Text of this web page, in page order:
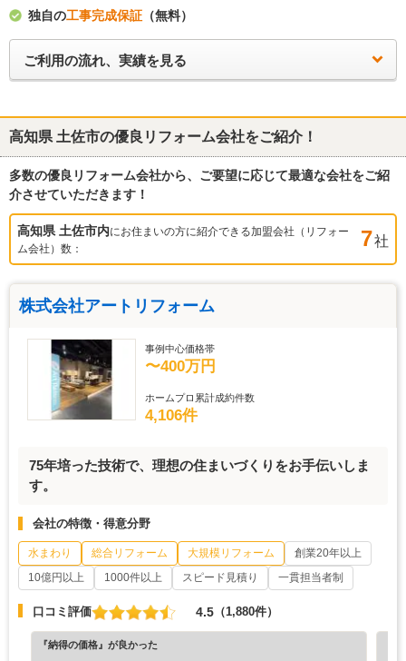
独自の工事完成保証 （無料）
ご利用の流れ、実績を見る
高知県 土佐市の優良リフォーム会社をご紹介！
多数の優良リフォーム会社から、ご要望に応じて最適な会社をご紹
介させていただきます！
高知県 土佐市内にお住まいの方に紹介できる加盟会社（リフォー
ム会社）数：
7社
株式会社アートリフォーム
事例中心価格帯
〜400万円
ホームプロ累計成約件数
4,106件
75年培った技術で、理想の住まいづくりをお手伝いしま
す。
会社の特徴・得意分野
水まわり 総合リフォーム 大規模リフォーム
創業20年以上
10億円以上
1000件以上 スピード見積り 一貫担当者制
口コミ評価 4.5 （1,880件）
『納得の価格』が良かった